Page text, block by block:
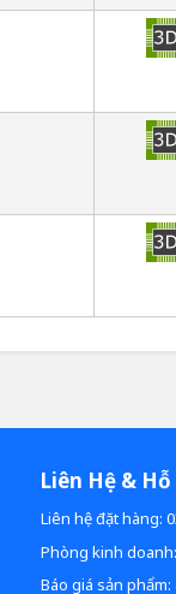
Liên Hệ &
Liên hệ đặt hàng:
Phòng kinh
Báo giá sản